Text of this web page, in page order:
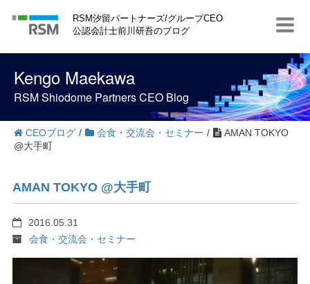
t
RSM汐留パートナーズ/グループCEO
公認会計士前川研吾のブログ
Kengo Maekawa
RSM Shiodome Partners CEO Blog
CEOブログ / 会食・交流会・セミナー /
AMAN TOKYO
@大手町
AMAN TOKYO @大手町
2016.05.31
会食・交流会・セミナー